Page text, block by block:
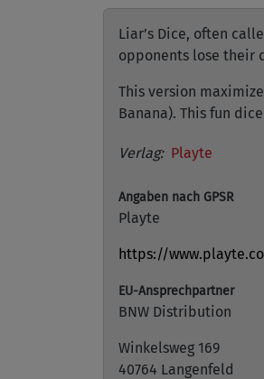
Liar’s Dice, often
opponents lose their
This version
Banana). This fun
Verlag: Playte
Angaben nach GPSR
Playte
https://
EU-Ansprechpartner
BNW Distribution
Winkelsweg 169
40764 Langenfeld